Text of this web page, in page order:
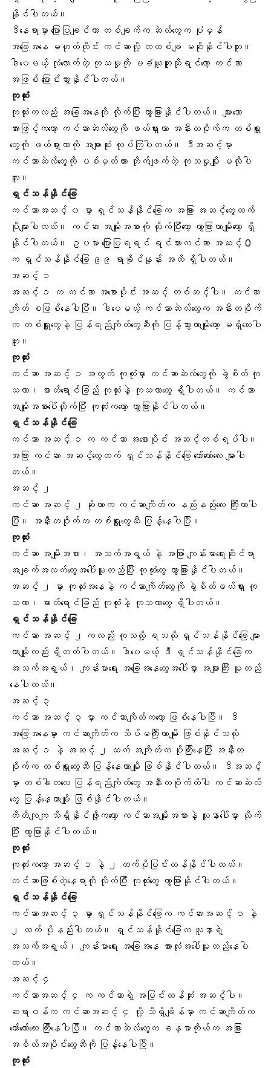
နိုင်ပါတယ်။
ဒီနေရာမှာ ပြောပြချင်တာ တစ်ချက်က ဆဲလ်တွေက ပုံမှန်
အခြေအနေ မဟုတ်တိုင်း ကင်ဆာလို့ တထစ်ချ မဆိုနိုင်ပါဘူး။
ဒါပေမယ့် လုံလောက်တဲ့ ကုသမှုကို မခံယူဘူးဆိုရင်တော့ ကင်ဆာ
အဖြစ် ပြောင်းသွားနိုင်ပါတယ်။
ကုထုံး
ကုထုံးကလည်း အခြေအနေကို လိုက်ပြီး ကွာခြားနိုင်ပါတယ်။ များသော
အားဖြင့်ကတော့ ကင်ဆာဆဲလ်တွေကို ဖယ်ရှားတာ အနီးတဝိုက်က တစ်ရှူး
တွေကို ဖယ်ရှားတာကို အများဆုံး လုပ်ကြပါတယ်။ ဒီအဆင့်မှာ
ကင်ဆာဆဲလ်တွေကို ပစ်မှတ်ထား တိုက်ဖျက်တဲ့ ကုသမှုမျိုး မလိုပါ
ဘူး။
ရှင်သန်နိုင်ခြေ
ကင်ဆာအဆင့် ၀ မှာ ရှင်သန်နိုင်ခြေက အခြား အဆင့်တွေထက်
ပိုများပါတယ်။
ကင်ဆာ အမျိုးအစား ကို လိုက်ပြီးတော့ ကွာခြားတာမျိုးတော့ ရှိ
နိုင်ပါတယ်။ ဥပမာ ပြောပြရရင် ရင်သားကင်ဆာ အဆင့် 0
က ရှင်သန်နိုင်ခြေ ၉၉ ရာခိုင်နှုန်း အထိ ရှိပါတယ်။
အဆင့် ၁
အဆင့် ၁ က ကင်ဆာ အစောပိုင်း အဆင့် တစ်ဆင့်ပါ။ ကင်ဆာ
ကျိတ် စဖြစ်နေပါပြီ။ ဒါပေမယ့် ကင်ဆာဆဲလ်တွေက အနီးတဝိုက်
က တစ်ရှူးတွေနဲ့ ပြန်ရည်ကျိတ်တွေဆီကို ပြန့်သွားတာမျိုးတော့ မရှိသေးပါ
ဘူး။
ကုထုံး
ကင်ဆာ အဆင့် ၁ အတွက် ကုထုံးမှာ ကင်ဆာဆဲလ်တွေကို ခွဲစိတ် ကု
သတာ၊ ဓာတ်ရောင်ခြည် ကုထုံးနဲ့ ကုသတာတွေ ရှိပါတယ်။ ကင်ဆာ
အမျိုးအစားပေါ်လိုက်ပြီး ကုထုံးကတော့ ကွာခြားနိုင်ပါတယ်။
ရှင်သန်နိုင်ခြေ
ကင်ဆာ အဆင့် ၁ က ကင်ဆာ အစောပိုင်း အဆင့်တစ်ရပ်ပါ။
အခြား ကင်ဆာ အဆင့်တွေထက် ရှင်သန်နိုင်ခြေ တော်တော်လေး များပါ
တယ်။
အဆင့် ၂
ကင်ဆာ အဆင့် ၂ ဆိုတာက ကင်ဆာကျိတ်က နည်းနည်းလေး ကြီးလာပါ
ပြီ။ အနီးတဝိုက်က တစ်ရှူးတွေဆီ ပြန့်နေပါပြီ။
ကုထုံး
ကင်ဆာ အမျိုးအစား၊ အသက်အရွယ် နဲ့ အခြား ကျန်းမာရေးဆိုင်ရာ
အချက်အလက်တွေအပေါ်မူတည်ပြီး ကုထုံးတွေ ကွာခြားနိုင်ပါတယ်။
အဆင့် ၂ မှာ ကုထုံးအနေနဲ့ ကင်ဆာကျိတ်တွေကို ခွဲစိတ်ဖယ်ရှား ကု
သတာ၊ ဓာတ်ရောင်ခြည် ကုထုံးနဲ့ ကုသတာတွေ ရှိပါတယ်။
ရှင်သန်နိုင်ခြေ
ကင်ဆာ အဆင့် ၂ ကလည်း ကုသလို့ ရသလို ရှင်သန်နိုင်ခြေ များ
တာမျိုးလည်း ရှိတတ်ပါတယ်။ ဒါပေမယ့် ဒီ ရှင်သန်နိုင်ခြေက
အသက်အရွယ် ၊ ကျန်းမာရေး အခြေအနေတွေအပေါ်မှာ အများကြီး မူတည်
နေပါတယ်။
အဆင့် ၃
ကင်ဆာ အဆင့် ၃ မှာ ကင်ဆာကျိတ်ကတော့ ဖြစ်နေပါပြီ။ ဒီ
အခြေအနေမှာ ကင်ဆာကျိတ်က သိပ်မကြီးတာမျိုး ဖြစ်နိုင်သလို
အဆင့် ၁ နဲ့ အဆင့် ၂ ထက် အကျိတ်က ပိုကြီးနေပြီး အနီးတ
ဝိုက်က တစ်ရှူးတွေဆီ ပြန့်နေတာမျိုး ဖြစ်နိုင်ပါတယ်။ ဒီအဆင့်
မှာ တစ်ခါတလေ ပြန်ရည်ကျိတ်တွေ အနီးတဝိုက်ထိပါ ကင်ဆာဆဲလ်
တွေ ပြန့်နေတာမျိုး ဖြစ်နိုင်ပါတယ်။
တိတိကျကျ သိရှိနိုင်ဖို့ကတော့ ကင်ဆာအမျိုးအစားနဲ့ လူနာပေါ်မှာ လိုက်
ပြီး ကွာခြားနိုင်ပါတယ်။
ကုထုံး
ကုထုံးကတော့ အဆင့် ၁ နဲ့ ၂ ထက်ပိုပြင်းထန်နိုင်ပါတယ်။
ကင်ဆာဖြစ်တဲ့နေရာကို လိုက်ပြီး ကုထုံးတွေ ကွာခြားနိုင်ပါတယ်။
ရှင်သန်နိုင်ခြေ
ကင်ဆာအဆင့် ၃ မှာ ရှင်သန်နိုင်ခြေက ကင်ဆာအဆင့် ၁ နဲ့
၂ ထက် ပိုနည်းပါတယ်။ ရှင်သန်နိုင်ခြေက လူနာရဲ့
အသက်အရွယ်၊ ကျန်းမာရေး အခြေအနေ အားလုံးအပေါ်မူတည်နေပါ
တယ်။
အဆင့် ၄
ကင်ဆာအဆင့် ၄ က ကင်ဆာရဲ့ အပြင်းထန်ဆုံး အဆင့်ပါ။
ဆရာဝန်က ကင်ဆာအဆင့် ၄ လို့ သိရှိချိန်မှာ ကင်ဆာကျိတ်က
တော်တော်လေး ကြီးနေပါပြီ။ ကင်ဆာဆဲလ်တွေက ခန္ဓာကိုယ်က အခြား
အစိတ်အပိုင်းတွေဆီကို ပြန့်နေပါပြီ။
ကုထုံး